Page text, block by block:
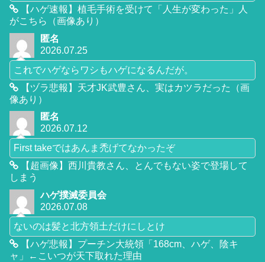
【ハゲ速報】植毛手術を受けて「人生が変わった」人
がこちら（画像あり）
匿名
2026.07.25
これでハゲならワシもハゲになるんだが。
【ヅラ悲報】天才JK武豊さん、実はカツラだった（画
像あり）
匿名
2026.07.12
First takeではあんま禿げてなかったぞ
【超画像】西川貴教さん、とんでもない姿で登場して
しまう
ハゲ撲滅委員会
2026.07.08
ないのは髪と北方領土だけにしとけ
【ハゲ悲報】プーチン大統領「168cm、ハゲ、陰キ
ャ」←こいつが天下取れた理由